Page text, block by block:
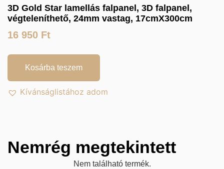
3D Gold Star lamellás falpanel, 3D falpanel,
végteleníthető, 24mm vastag, 17cmX300cm
16 950 Ft
Kosárba teszem
Kívánságlistához adom
Nemrég megtekintett
Nem található termék.